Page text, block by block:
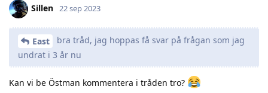
Sillen 22 sep 2023
East
bra tråd, jag hoppas få svar på frågan som jag
undrat i 3 år nu
Kan vi be Östman kommentera i tråden tro?